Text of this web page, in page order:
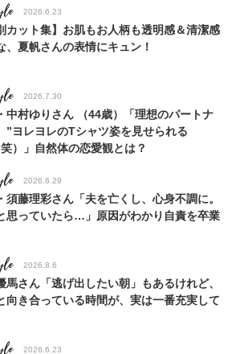
2026.6.23
カット集】お肌もお人柄も透明感＆清潔感
、夏帆さんの表情にキュン！
2026.7.30
中村ゆりさん （44歳）「理想のパートナ
”ヨレヨレのTシャツ姿を見せられる
笑）」自然体の恋愛観とは？
2026.6.29
須藤理彩さん「夫を亡くし、心身不調に。
思っていたら…」原因がわかり自責を卒業
2026.8.6
馬さん「逃げ出したい朝」もあるけれど、
向き合っている時間が、実は一番充実して
2026.6.23